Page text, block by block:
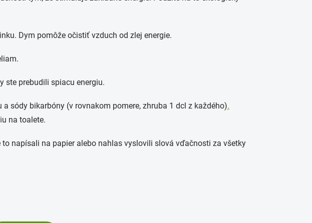
Dym pomôže očistiť vzduch od zlej energie.
ste prebudili spiacu energiu.
sódy bikarbóny (v rovnakom pomere, zhruba 1 dcl z každého).
na toalete.
napísali na papier alebo nahlas vyslovili slová vďačnosti za všetky